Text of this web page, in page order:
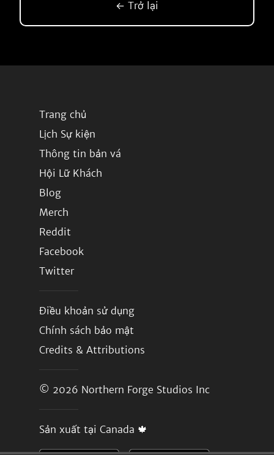
← Trở lại
Trang chủ
Lịch Sự kiện
Thông tin bản vá
Hội Lữ Khách
Blog
Merch
Reddit
Facebook
Twitter
Điều khoản sử dụng
Chính sách bảo mật
Credits & Attributions
© 2026 Northern Forge Studios Inc
Sản xuất tại Canada 🍁